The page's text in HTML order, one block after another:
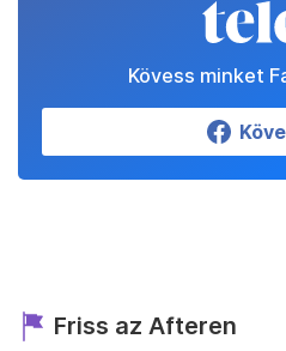
Kövess minket
Friss az Afteren